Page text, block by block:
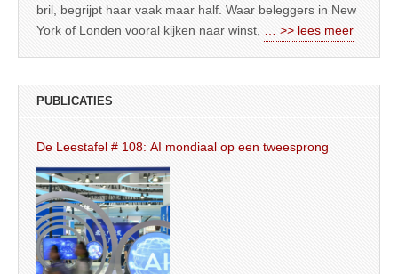
bril, begrijpt haar vaak maar half. Waar beleggers in New
York of Londen vooral kijken naar winst,
… >> lees meer
PUBLICATIES
De Leestafel # 108: AI mondiaal op een tweesprong